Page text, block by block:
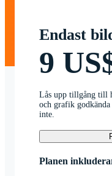
Endast
9
Lås upp tillgång till
och grafik
inte.
Planen